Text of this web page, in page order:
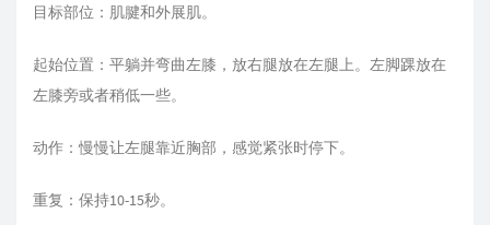
目标部位：肌腱和外展肌。
起始位置：平躺并弯曲左膝，放右腿放在左腿上。左脚踝放在
左膝旁或者稍低一些。
动作：慢慢让左腿靠近胸部，感觉紧张时停下。
重复：保持10-15秒。